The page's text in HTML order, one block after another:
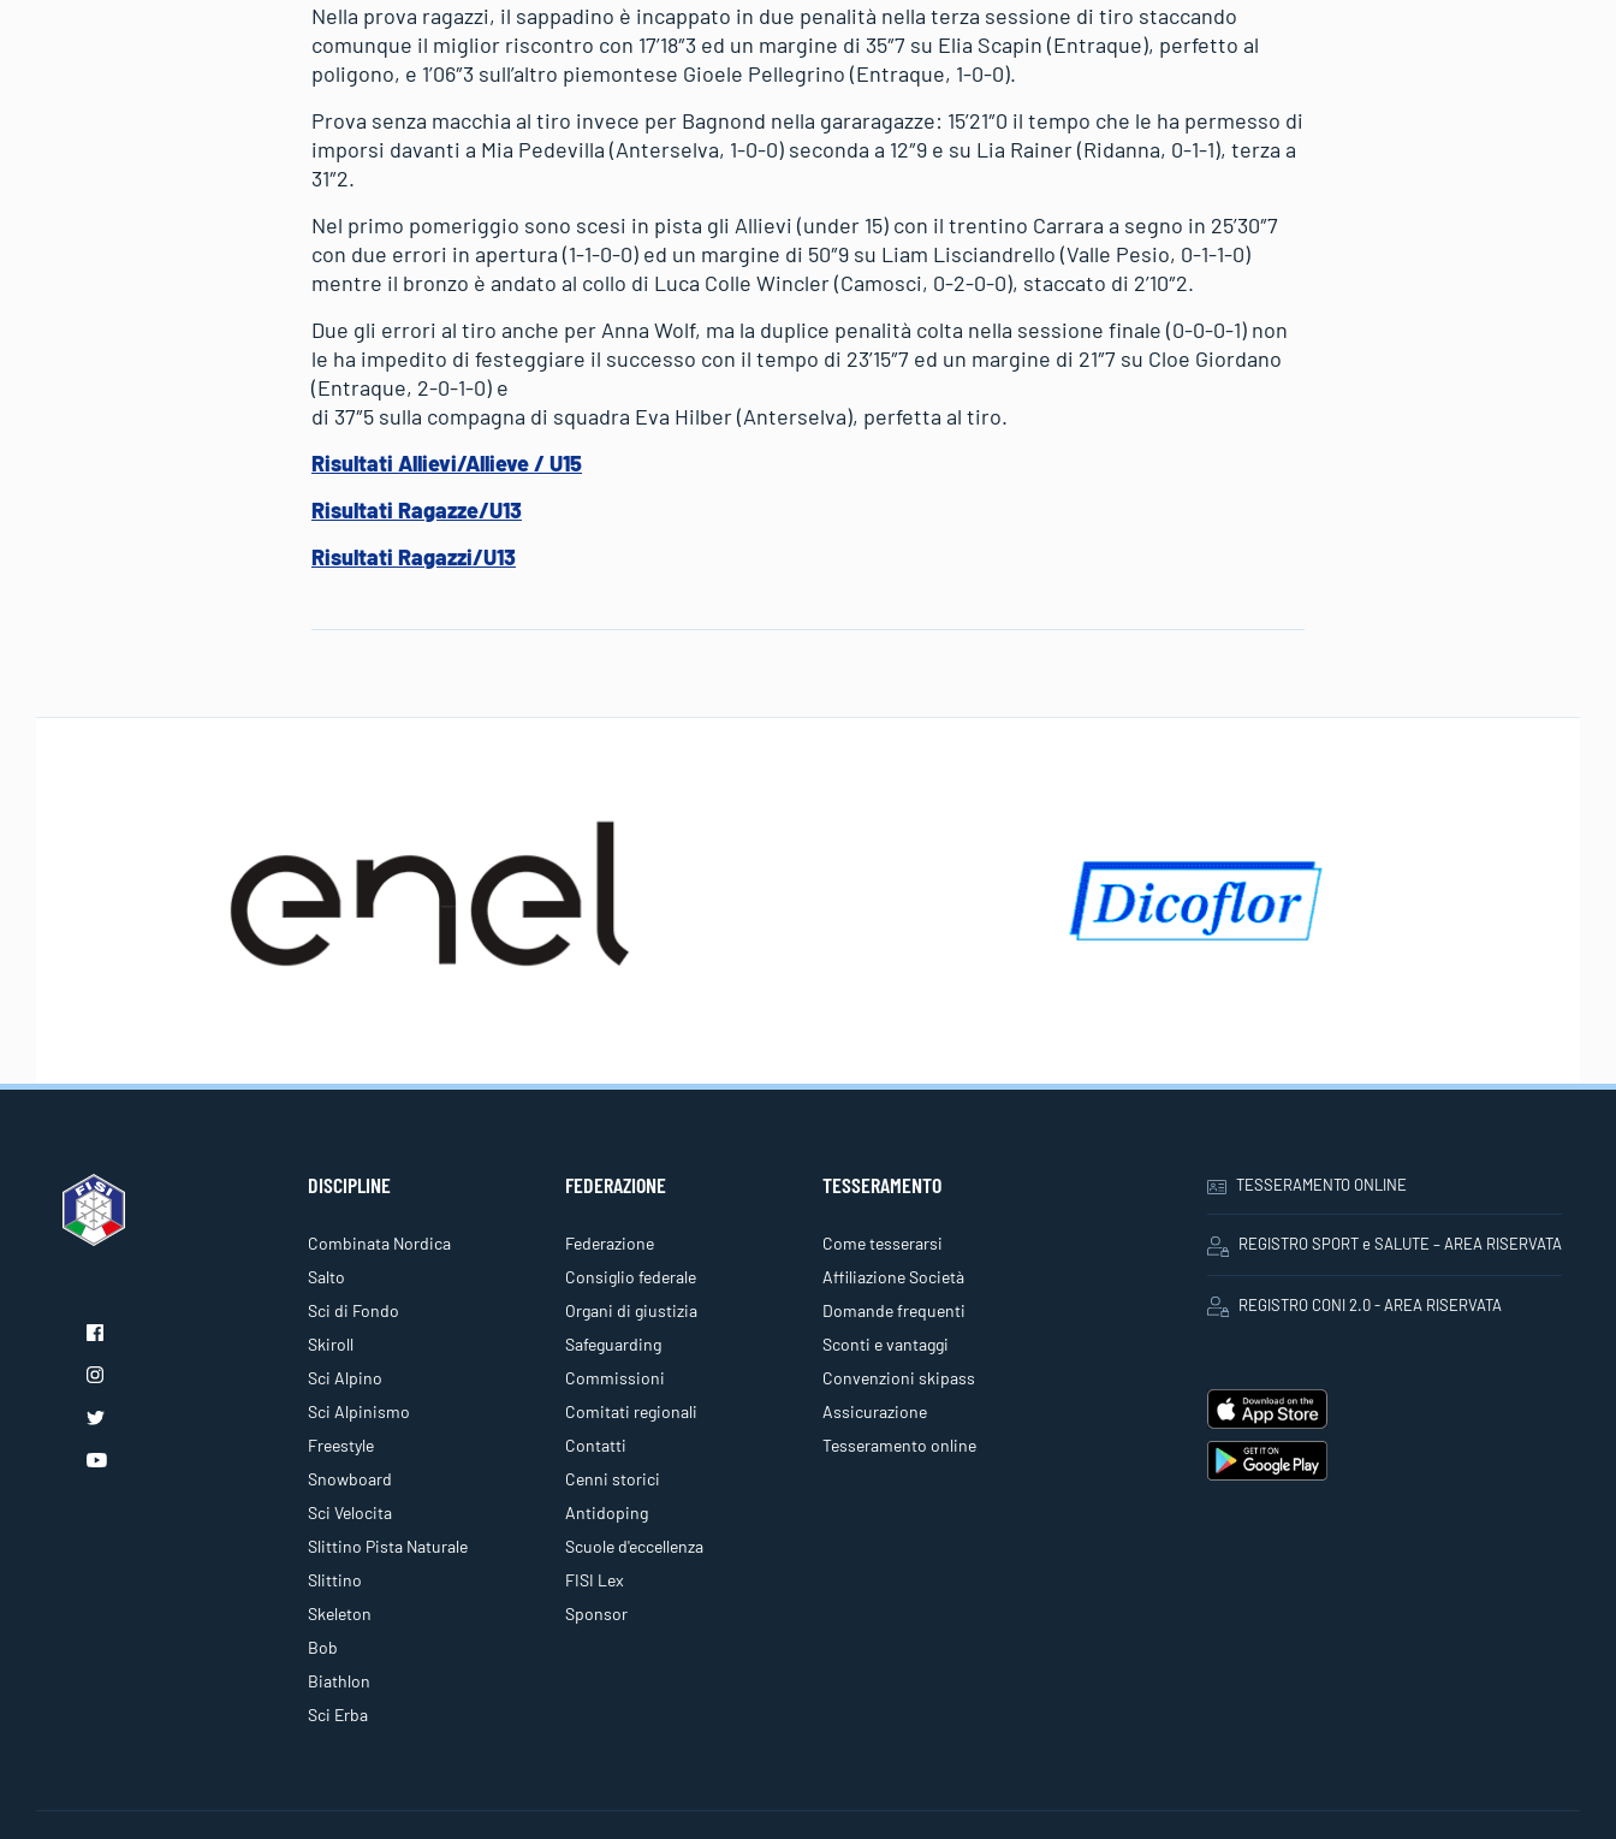
Nella prova ragazzi, il sappadino è incappato in due penalità nella terza sessione di tiro staccando
comunque il miglior riscontro con 17’18″3 ed un margine di 35″7 su Elia Scapin (Entraque), perfetto al
poligono, e 1’06″3 sull’altro piemontese Gioele Pellegrino (Entraque, 1-0-0).
Prova senza macchia al tiro invece per Bagnond nella gararagazze: 15’21″0 il tempo che le ha permesso di
imporsi davanti a Mia Pedevilla (Anterselva, 1-0-0) seconda a 12″9 e su Lia Rainer (Ridanna, 0-1-1), terza a
31″2.
Nel primo pomeriggio sono scesi in pista gli Allievi (under 15) con il trentino Carrara a segno in 25’30″7
con due errori in apertura (1-1-0-0) ed un margine di 50″9 su Liam Lisciandrello (Valle Pesio, 0-1-1-0)
mentre il bronzo è andato al collo di Luca Colle Wincler (Camosci, 0-2-0-0), staccato di 2’10″2.
Due gli errori al tiro anche per Anna Wolf, ma la duplice penalità colta nella sessione finale (0-0-0-1) non
le ha impedito di festeggiare il successo con il tempo di 23’15″7 ed un margine di 21″7 su Cloe Giordano
(Entraque, 2-0-1-0) e
di 37″5 sulla compagna di squadra Eva Hilber (Anterselva), perfetta al tiro.
Risultati Allievi/Allieve / U15
Risultati Ragazze/U13
Risultati Ragazzi/U13
DISCIPLINE
Combinata Nordica
Salto
Sci di Fondo
Skiroll
Sci Alpino
Sci Alpinismo
Freestyle
Snowboard
Sci Velocita
Slittino Pista Naturale
Slittino
Skeleton
Bob
Biathlon
Sci Erba
FEDERAZIONE
Federazione
Consiglio federale
Organi di giustizia
Safeguarding
Commissioni
Comitati regionali
Contatti
Cenni storici
Antidoping
Scuole d'eccellenza
FISI Lex
Sponsor
TESSERAMENTO
Come tesserarsi
Affiliazione Società
Domande frequenti
Sconti e vantaggi
Convenzioni skipass
Assicurazione
Tesseramento online
TESSERAMENTO ONLINE
REGISTRO SPORT e SALUTE – AREA RISERVATA
REGISTRO CONI 2.0 - AREA RISERVATA